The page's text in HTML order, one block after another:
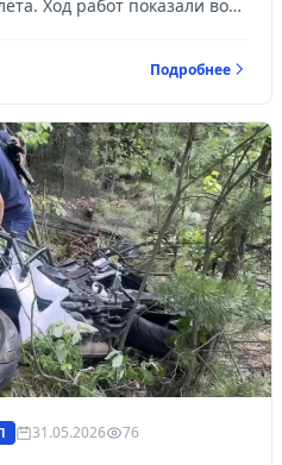
Ход работ показали во
Подробнее
31.05.2026 76